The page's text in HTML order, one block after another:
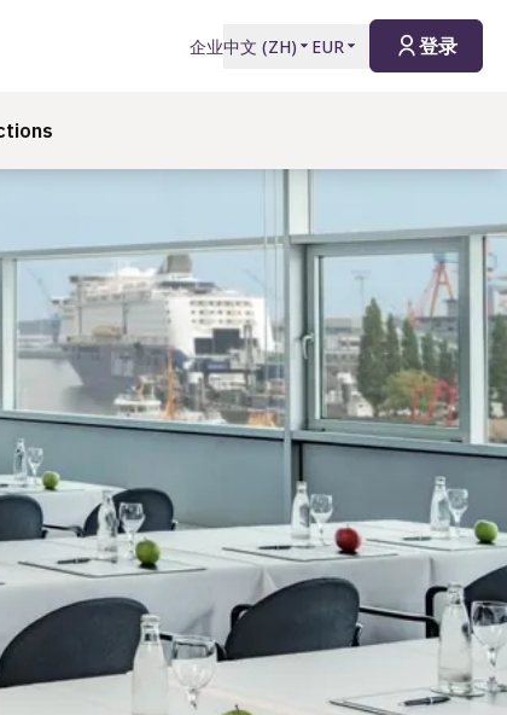
企业中文 (ZH) EUR 登录